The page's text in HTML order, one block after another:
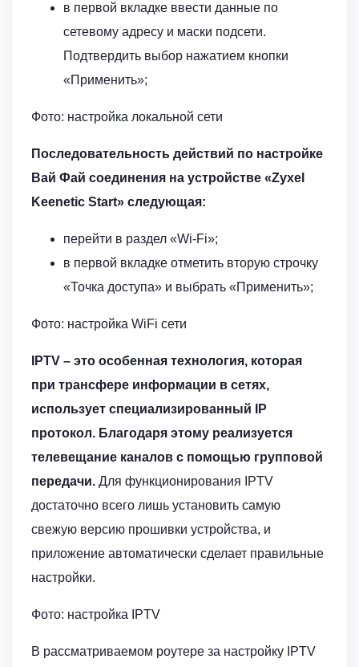
в первой вкладке ввести данные по
сетевому адресу и маски подсети.
Подтвердить выбор нажатием кнопки
«Применить»;
Фото: настройка локальной сети
Последовательность действий по настройке
Вай Фай соединения на устройстве «Zyxel
Keenetic Start» следующая:
перейти в раздел «Wi-Fi»;
в первой вкладке отметить вторую строчку
«Точка доступа» и выбрать «Применить»;
Фото: настройка WiFi сети
IPTV – это особенная технология, которая
при трансфере информации в сетях,
использует специализированный IP
протокол. Благодаря этому реализуется
телевещание каналов с помощью групповой
передачи. Для функционирования IPTV
достаточно всего лишь установить самую
свежую версию прошивки устройства, и
приложение автоматически сделает правильные
настройки.
Фото: настройка IPTV
В рассматриваемом роутере за настройку IPTV